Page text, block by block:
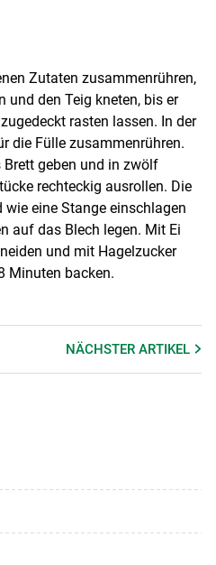
Zutaten zusammenrühren,
und den Teig kneten, bis er
rasten lassen. In der
die Fülle zusammenrühren.
geben und in zwölf
rechteckig ausrollen. Die
eine Stange einschlagen
auf das Blech legen. Mit Ei
und mit Hagelzucker
Minuten backen.
NÄCHSTERARTIKEL